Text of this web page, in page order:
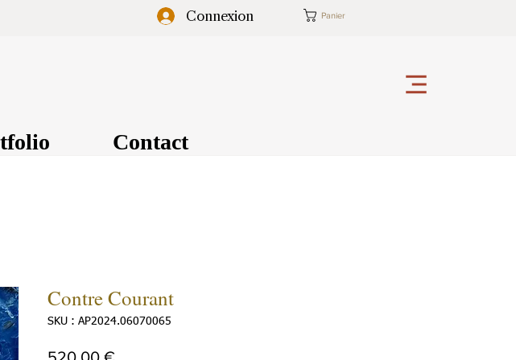
Connexion Panier
Contact
Contre Courant
SKU : AP2024.06070065
Prix